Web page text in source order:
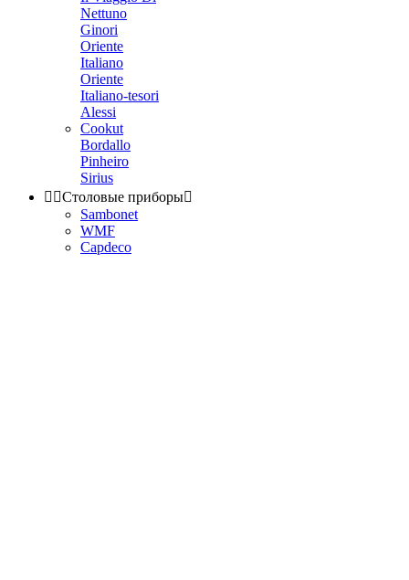
Nettuno
Ginori
Oriente
Italiano
Oriente
Italiano-tesori
Alessi
Cookut
Bordallo
Pinheiro
Sirius
 Столовые приборы
Sambonet
WMF
Capdeco